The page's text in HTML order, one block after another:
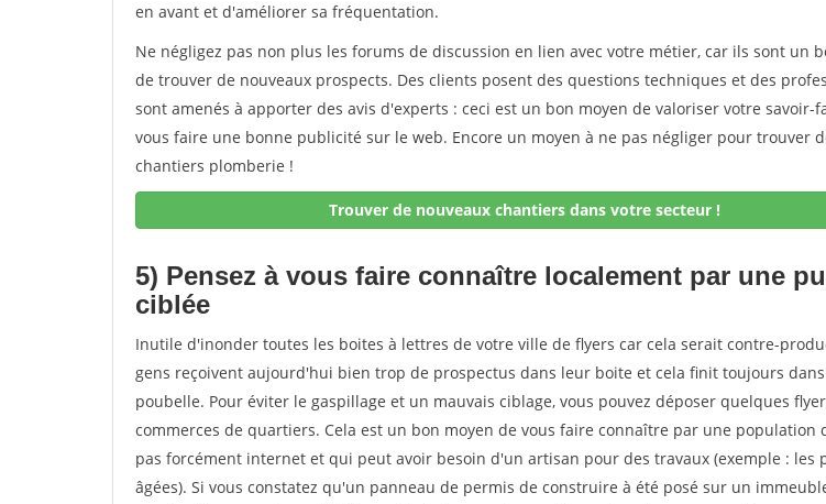
en avant et d'améliorer sa fréquentation.
Ne négligez pas non plus les forums de discussion en lien avec votre métier, car ils sont un
de trouver de nouveaux prospects. Des clients posent des questions techniques et des
sont amenés à apporter des avis d'experts : ceci est un bon moyen de valoriser votre savoir-
vous faire une bonne publicité sur le web. Encore un moyen à ne pas négliger pour trouver
chantiers plomberie !
Trouver de nouveaux chantiers dans votre secteur !
5) Pensez à vous faire connaître localement par une
ciblée
Inutile d'inonder toutes les boites à lettres de votre ville de flyers car cela serait contre-
gens reçoivent aujourd'hui bien trop de prospectus dans leur boite et cela finit toujours
poubelle. Pour éviter le gaspillage et un mauvais ciblage, vous pouvez déposer quelques
commerces de quartiers. Cela est un bon moyen de vous faire connaître par une population
pas forcément internet et qui peut avoir besoin d'un artisan pour des travaux (exemple : les
âgées). Si vous constatez qu'un panneau de permis de construire à été posé sur un